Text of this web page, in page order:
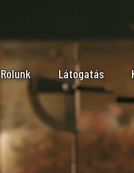
Rólunk
Küldetés
Múzeumtörténet
Szervezeti felépítés
Karrier
Látogatás
Nyitvatartás,
Áraink
Látogatási
Múzeumpedagógia